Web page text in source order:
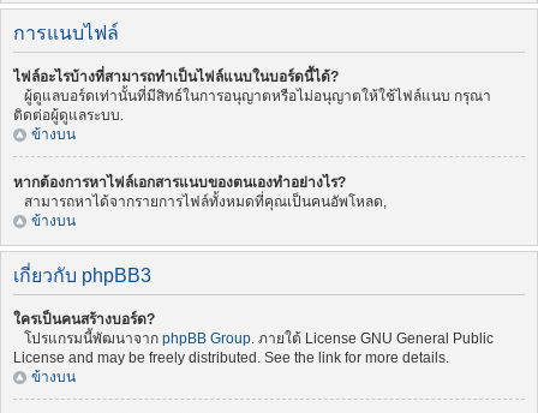
การแนบไฟล์
ไฟล์อะไรบ้างที่สามารถทำเป็นไฟล์แนบในบอร์ดนี้ได้?
ผู้ดูแลบอร์ดเท่านั้นที่มีสิทธ์ในการอนุญาตหรือไม่อนุญาตให้ใช้ไฟล์แนบ กรุณา
ติดต่อผู้ดูแลระบบ.
ข้างบน
หากต้องการหาไฟล์เอกสารแนบของตนเองทำอย่างไร?
สามารถหาได้จากรายการไฟล์ทั้งหมดที่คุณเป็นคนอัพโหลด,
ข้างบน
เกี่ยวกับ phpBB3
ใครเป็นคนสร้างบอร์ด?
โปรแกรมนี้พัฒนาจาก phpBB Group. ภายใต้ License GNU General Public
License and may be freely distributed. See the link for more details.
ข้างบน